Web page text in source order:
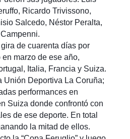
Ricardo Trivissono,
Salcedo, Néstor Peralta,
de cuarenta días por
marzo de ese año,
Italia, Francia y Suiza.
Unión Deportiva La Coruña;
performances en
Suiza donde confrontó con
de ese deporte. En total
la mitad de ellos.